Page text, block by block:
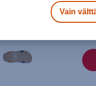
Vain